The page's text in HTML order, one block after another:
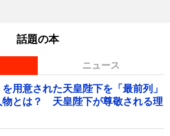
話題の本
ニュース
用意された天皇陛下を「最前列」
物とは？ 天皇陛下が尊敬される理